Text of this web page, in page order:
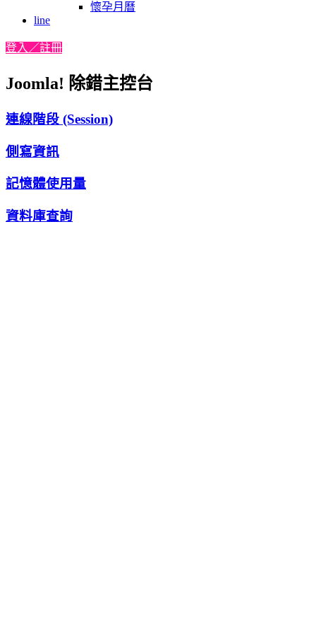
懷孕月曆
line
登入／註冊
Joomla! 除錯主控台
連線階段 (Session)
側寫資訊
記憶體使用量
資料庫查詢